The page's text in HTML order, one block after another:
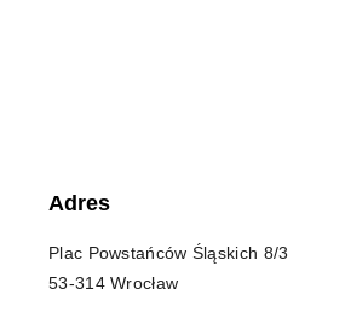
Adres
Plac Powstańców Śląskich 8/3
53-314 Wrocław